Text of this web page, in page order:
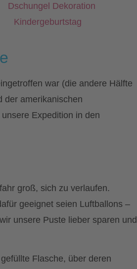
war (die andere Hälfte
der amerikanischen
Expedition in den
groß, sich zu verlaufen.
geeignet seien Luftballons –
unsere Puste lieber sparen und
Flasche, über deren